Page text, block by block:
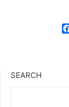
SEARCH